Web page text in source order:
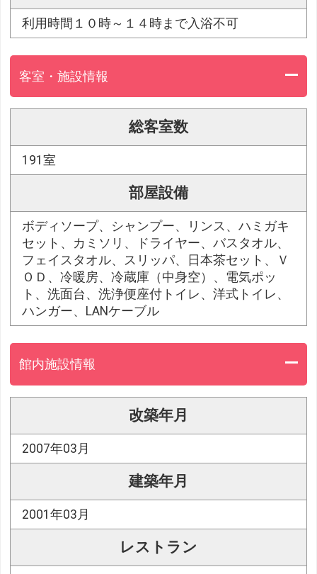
利用時間１０時～１４時まで入浴不可
客室・施設情報
総客室数
191室
部屋設備
ボディソープ、シャンプー、リンス、ハミガキ
セット、カミソリ、ドライヤー、バスタオル、
フェイスタオル、スリッパ、日本茶セット、Ｖ
ＯＤ、冷暖房、冷蔵庫（中身空）、電気ポッ
ト、洗面台、洗浄便座付トイレ、洋式トイレ、
ハンガー、LANケーブル
館内施設情報
改築年月
2007年03月
建築年月
2001年03月
レストラン